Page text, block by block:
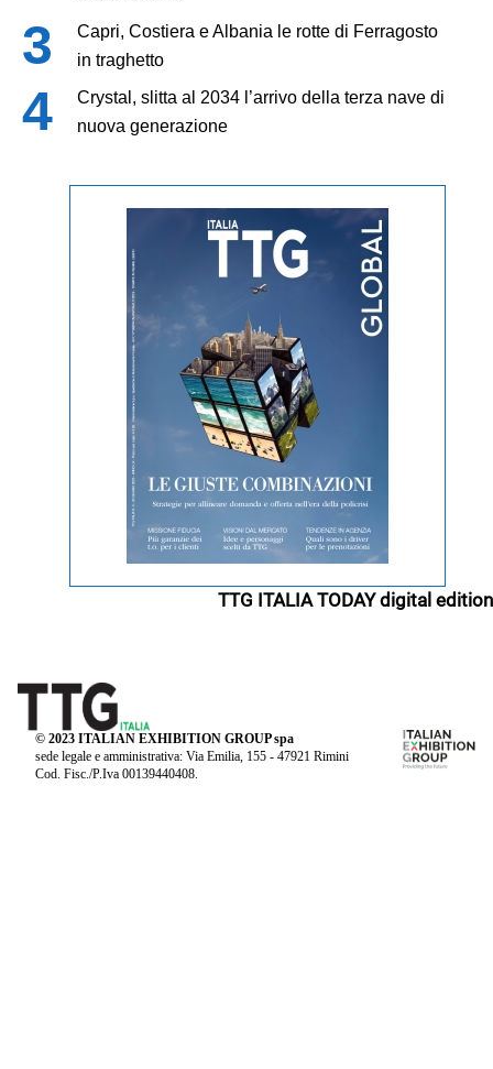
Capri, Costiera e Albania le rotte di Ferragosto
in traghetto
Crystal, slitta al 2034 l’arrivo della terza nave di
nuova generazione
TTG ITALIA TODAY digital edition
© 2023 ITALIAN EXHIBITION GROUP spa
sede legale e amministrativa: Via Emilia, 155 - 47921 Rimini
Cod. Fisc./P.Iva 00139440408.